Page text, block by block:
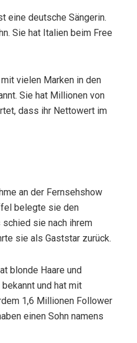
eine deutsche Sängerin.
Sie hat Italien beim Free
vielen Marken in den
Sie hat Millionen von
dass ihr Nettowert im
an der Fernsehshow
belegte sie den
sie nach ihrem
sie als Gaststar zurück.
blonde Haare und
und hat mit
1,6 Millionen Follower
einen Sohn namens